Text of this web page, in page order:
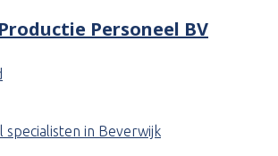
Personeel BV
in Beverwijk